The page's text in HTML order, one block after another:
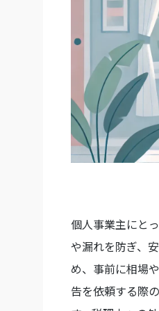
個人事業主にと
や漏れを防ぎ、
め、事前に相場
告を依頼する際